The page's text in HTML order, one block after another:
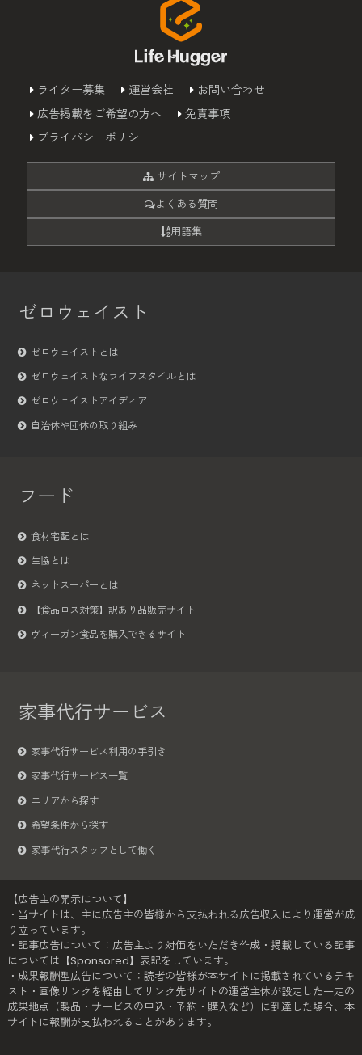
ライター募集 運営会社
お問い合わせ
広告掲載をご希望の方へ
免責事項
プライバシーポリシー
サイトマップ
よくある質問
用語集
ゼロウェイスト
ゼロウェイストとは
ゼロウェイストなライフスタイルとは
ゼロウェイストアイディア
自治体や団体の取り組み
フード
食材宅配とは
生協とは
ネットスーパーとは
【食品ロス対策】訳あり品販売サイト
ヴィーガン食品を購入できるサイト
家事代行サービス
家事代行サービス利用の手引き
家事代行サービス一覧
エリアから探す
希望条件から探す
家事代行スタッフとして働く
【広告主の開示について】
・当サイトは、主に広告主の皆様から支払われる広告収入により運営が成
り立っています。
・記事広告について：広告主より対価をいただき作成・掲載している記事
については【Sponsored】表記をしています。
・成果報酬型広告について：読者の皆様が本サイトに掲載されているテキ
スト・画像リンクを経由してリンク先サイトの運営主体が設定した一定の
成果地点（製品・サービスの申込・予約・購入など）に到達した場合、本
サイトに報酬が支払われることがあります。